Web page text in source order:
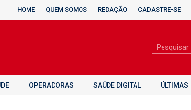
HOME QUEM SOMOS REDAÇÃO CADASTRE-SE
OPERADORAS SAÚDE DIGITAL ÚLTIMAS